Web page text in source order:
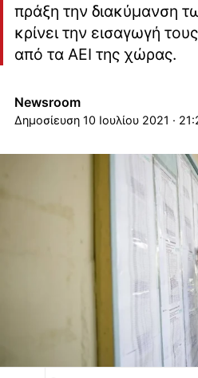
πράξη την διακύμανση
κρίνει την εισαγωγή
από τα ΑΕΙ της χώρας.
Newsroom
10 Ιουλίου 2021 ·